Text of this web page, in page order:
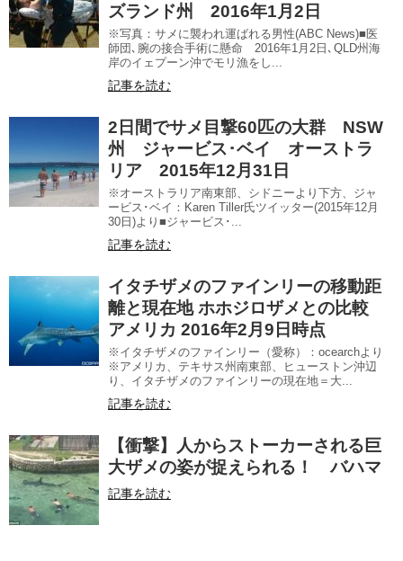
ズランド州 2016年1月2日
※写真：サメに襲われ運ばれる男性(ABC News)■医
師団､腕の接合手術に懸命 2016年1月2日､QLD州海
岸のイェプーン沖でモリ漁をし...
記事を読む
2日間でサメ目撃60匹の大群 NSW
州 ジャービス･ベイ オーストラ
リア 2015年12月31日
※オーストラリア南東部、シドニーより下方、ジャ
ービス･ベイ：Karen Tiller氏ツイッター(2015年12月
30日)より■ジャービス･...
記事を読む
イタチザメのファインリーの移動距
離と現在地 ホホジロザメとの比較
アメリカ 2016年2月9日時点
※イタチザメのファインリー（愛称）：ocearchより
※アメリカ、テキサス州南東部、ヒューストン沖辺
り、イタチザメのファインリーの現在地＝大...
記事を読む
【衝撃】人からストーカーされる巨
大ザメの姿が捉えられる！ バハマ
記事を読む